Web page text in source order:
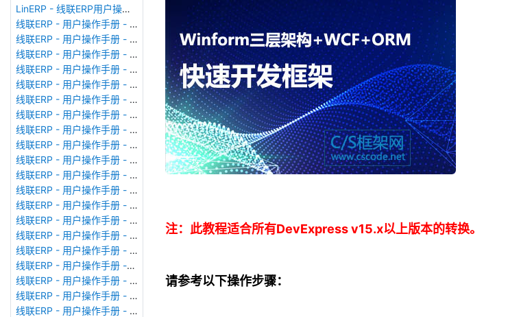
LinERP - 线联ERP用户操作手册 - 系统登陆
线联ERP - 用户操作手册 - 查看在线用户
线联ERP - 用户操作手册 - 数据备份
线联ERP - 用户操作手册 - 工厂管理
线联ERP - 用户操作手册 - 帐套管理
线联ERP - 用户操作手册 - 语种设置
线联ERP - 用户操作手册 - 国际化多语言
线联ERP - 用户操作手册 - 报表管理
线联ERP - 用户操作手册 - 字段名管理
线联ERP - 用户操作手册 - 模块管理
线联ERP - 用户操作手册 - 广播消息
线联ERP - 用户操作手册 - 审计日志
线联ERP - 用户操作手册 - 公司资料设置
线联ERP - 用户操作手册 - 系统参数设置
线联ERP - 用户操作手册 - 单据类型
线联ERP - 用户操作手册 - 号码规则
线联ERP - 用户操作手册 - 功能菜单
线联ERP - 用户操作手册 -分配临时角色
线联ERP - 用户操作手册 - 组织架构
线联ERP - 用户操作手册 - 用户管理
线联ERP - 用户操作手册 - 角色/岗位管理
注：此教程适合所有DevExpress v15.x以上版本的转换。
请参考以下操作步骤：